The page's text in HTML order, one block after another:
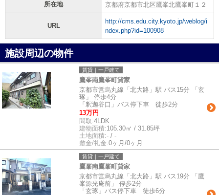
所在地 京都府京都市北区鷹峯北鷹峯町１２
URL
http://cms.edu.city.kyoto.jp/weblog/i
ndex.php?id=100908
施設周辺の物件
賃貸｜一戸建て
鷹峯南鷹峯町貸家
京都市営烏丸線「北大路」駅 バス15分 「玄
琢」 停歩4分
「釈迦谷口」バス停下車 徒歩2分
13万円
間取:4LDK
建物面積:105.30㎡ / 31.85坪
土地面積:- / -
敷金/礼金:0ヶ月/0ヶ月
賃貸｜一戸建て
鷹峯南鷹峯町貸家
京都市営烏丸線「北大路」駅 バス19分 「鷹
峯源光庵前」 停歩2分
「玄琢」バス停下車 徒歩6分